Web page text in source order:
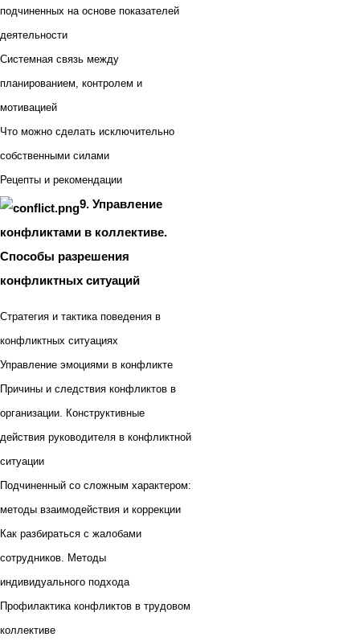
подчиненных на основе показателей
деятельности
Системная связь между
планированием, контролем и
мотивацией
Что можно сделать исключительно
собственными силами
Рецепты и рекомендации
9. Управление
конфликтами в коллективе.
Способы разрешения
конфликтных ситуаций
Стратегия и тактика поведения в
конфликтных ситуациях
Управление эмоциями в конфликте
Причины и следствия конфликтов в
организации. Конструктивные
действия руководителя в конфликтной
ситуации
Подчиненный со сложным характером:
методы взаимодействия и коррекции
Как разбираться с жалобами
сотрудников. Методы
индивидуального подхода
Профилактика конфликтов в трудовом
коллективе